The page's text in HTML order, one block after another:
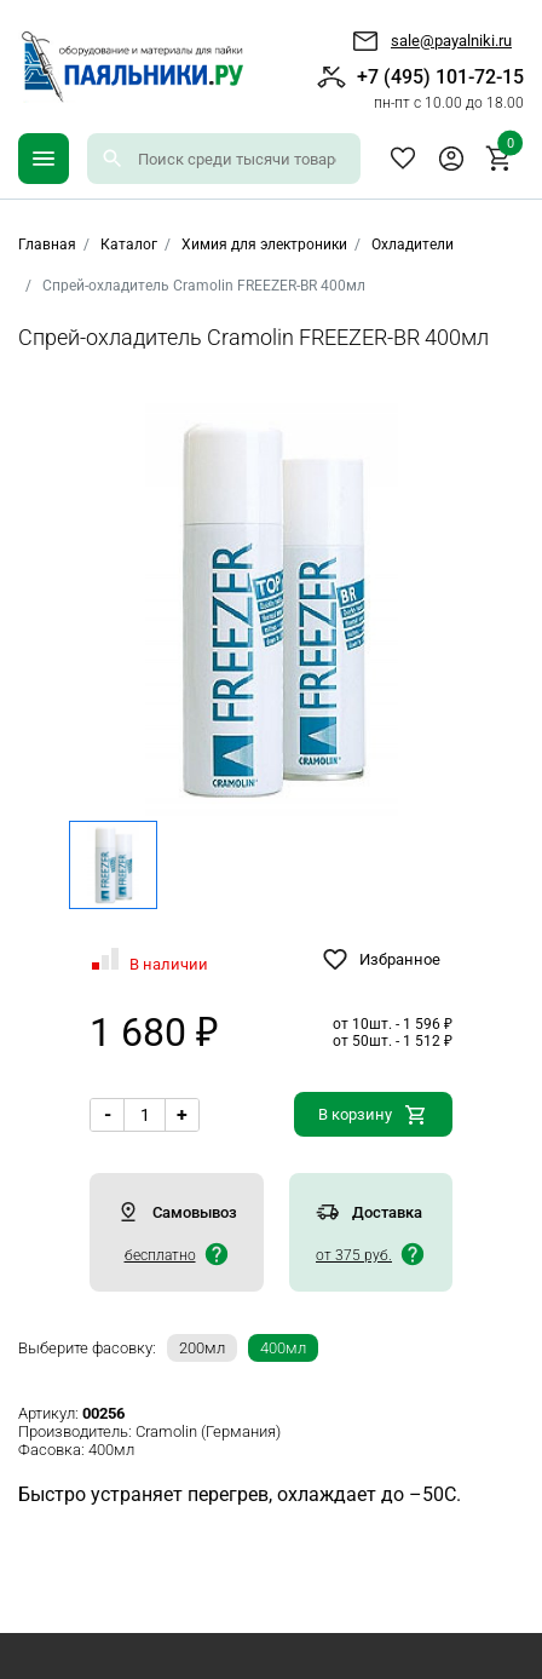
sale@payalniki.ru
+7 (495) 101-72-15
пн-пт с 10.00 до 18.00
0
Главная Каталог Химия для электроники Охладители
Спрей-охладитель Cramolin FREEZER-BR 400мл
Спрей-охладитель Cramolin FREEZER-BR 400мл
В наличии Избранное
1 680 ₽
от 10шт. - 1 596 ₽
от 50шт. - 1 512 ₽
- + В корзину
Самовывоз
бесплатно
Доставка
от 375 руб.
Выберите фасовку: 200мл 400мл
Артикул: 00256
Производитель: Cramolin (Германия)
Фасовка: 400мл
Быстро устраняет перегрев, охлаждает до –50С.